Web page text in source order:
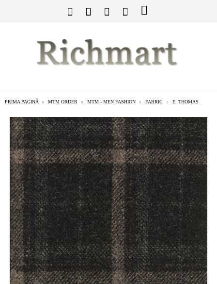
PRIMA PAGINĂ MTM ORDER MTM - MEN FASHION FABRIC E. THOMAS